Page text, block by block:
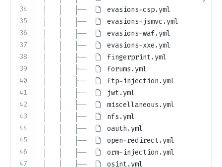
34
35
36
37
38
39
40
41
42
43
44
45
46
47
│   │   ├──
evasions-csp.yml
│   │   ├──
evasions-jsmvc.yml
│   │   ├──
evasions-waf.yml
│   │   ├──
evasions-xxe.yml
│   │   ├──
fingerprint.yml
│   │   ├──
forums.yml
│   │   ├──
ftp-injection.yml
│   │   ├──
jwt.yml
│   │   ├──
miscellaneous.yml
│   │   ├──
nfs.yml
│   │   ├──
oauth.yml
│   │   ├──
open-redirect.yml
│   │   ├──
orm-injection.yml
│   │   ├──
osint.yml